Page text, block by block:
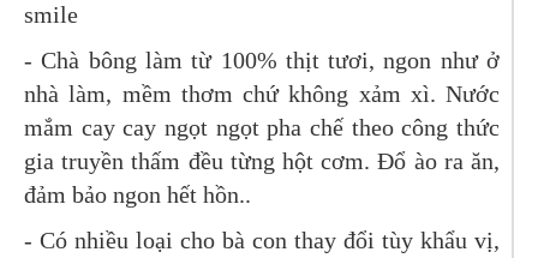
smile
- Chà bông làm từ 100% thịt tươi, ngon như ở
nhà làm, mềm thơm chứ không xảm xì. Nước
mắm cay cay ngọt ngọt pha chế theo công thức
gia truyền thấm đều từng hột cơm. Đổ ào ra ăn,
đảm bảo ngon hết hồn..
- Có nhiều loại cho bà con thay đổi tùy khẩu vị,